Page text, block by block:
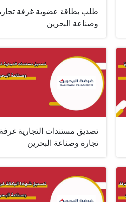
طلب بطاقة عضوية غرفة
وصناعة البحرين
تصديق مستندات التجارية غرفة
تجارة وصناعة البحرين